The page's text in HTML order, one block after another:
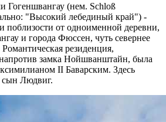
Гогеншвангау (нем. Schloß
"Высокий лебединый край") -
поблизости от одноименной деревни,
и города Фюссен, чуть севернее
резиденция,
замка Нойшванштайн, была
II Баварским. Здесь
сын Людвиг.